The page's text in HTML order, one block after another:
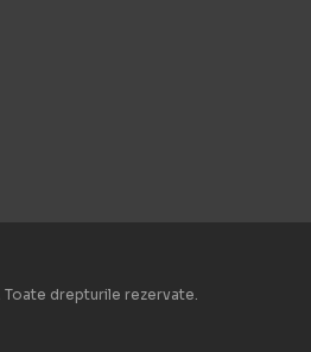
. Toate drepturile rezervate.